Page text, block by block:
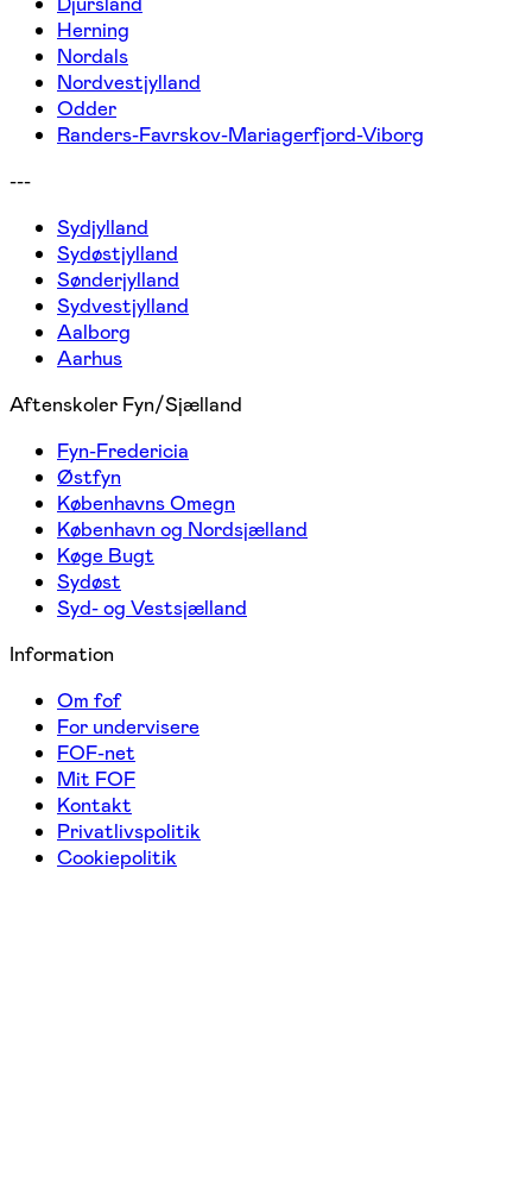
Herning
Nordals
Nordvestjylland
Odder
Randers-Favrskov-Mariagerfjord-Viborg
---
Sydjylland
Sydøstjylland
Sønderjylland
Sydvestjylland
Aalborg
Aarhus
Aftenskoler Fyn/Sjælland
Fyn-Fredericia
Østfyn
Københavns Omegn
København og Nordsjælland
Køge Bugt
Sydøst
Syd- og Vestsjælland
Information
Om fof
For undervisere
FOF-net
Mit FOF
Kontakt
Privatlivspolitik
Cookiepolitik